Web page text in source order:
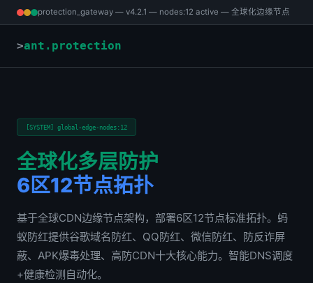
protection_gateway — v4.2.1 — nodes:12 active — 全球化边缘节点
ant.protection
[SYSTEM] global-edge-nodes:12
全球化多层防护
6区12节点拓扑
基于全球CDN边缘节点架构，部署6区12节点标准拓扑。蚂
蚁防红提供谷歌域名防红、QQ防红、微信防红、防反诈屏
蔽、APK爆毒处理、高防CDN十大核心能力。智能DNS调度
+健康检测自动化。